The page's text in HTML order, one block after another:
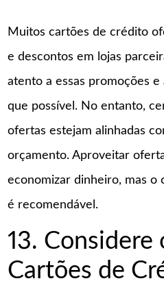
Muitos cartões de crédito
e descontos em lojas
atento a essas promoções
que possível. No entanto,
ofertas estejam alinhadas
orçamento. Aproveitar
economizar dinheiro, mas o
é recomendável.
13. Considere
Cartões de